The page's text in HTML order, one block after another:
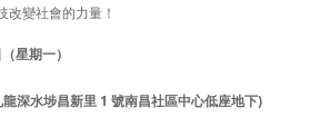
改變社會的力量！
星期一）​
深水埗昌新里 1 號南昌社區中心低座地下)​